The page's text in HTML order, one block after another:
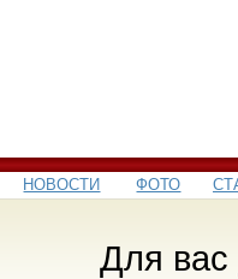
НОВОСТИ ФОТО
Для вас